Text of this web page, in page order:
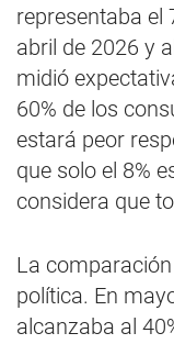
representaba el
abril de 2026 y
midió
60% de los
estará peor
que solo el 8%
considera que
La
política. En
alcanzaba al